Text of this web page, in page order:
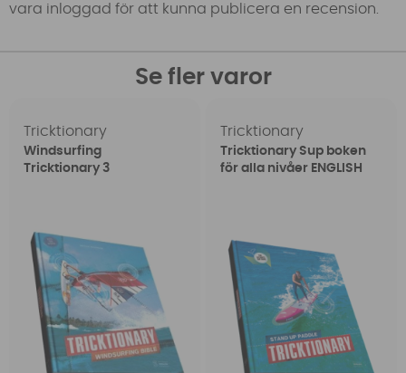
vara inloggad för att kunna publicera en recension.
Se fler varor
Tricktionary
Windsurfing
Tricktionary 3
Tricktionary
Tricktionary Sup boken
för alla nivåer ENGLISH